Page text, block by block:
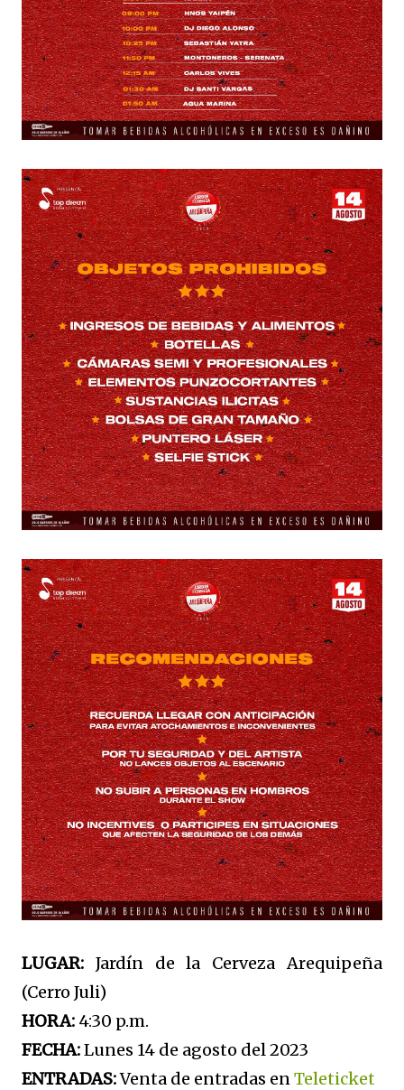
LUGAR: Jardín de la Cerveza Arequipeña
(Cerro Juli)
HORA: 4:30 p.m.
FECHA:Lunes 14 de agosto del 2023
ENTRADAS:Venta de entradas enTeleticket